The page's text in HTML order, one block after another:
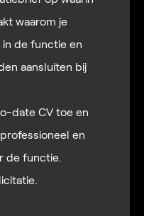
waarom je
de functie en
aansluiten bij
date CV toe en
en
de functie.